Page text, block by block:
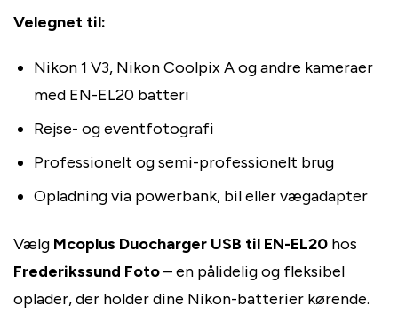
Velegnet til:
Nikon 1 V3, Nikon Coolpix A og andre kameraer
med EN-EL20 batteri
Rejse- og eventfotografi
Professionelt og semi-professionelt brug
Opladning via powerbank, bil eller vægadapter
Vælg Mcoplus Duocharger USB til EN-EL20 hos
Frederikssund Foto– en pålidelig og fleksibel
oplader, der holder dine Nikon-batterier kørende.